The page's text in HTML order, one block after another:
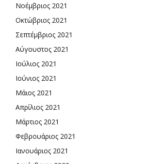
Νοέμβριος 2021
Οκτώβριος 2021
Σεπτέμβριος 2021
Αύγουστος 2021
Ιούλιος 2021
Ιούνιος 2021
Μάιος 2021
Απρίλιος 2021
Μάρτιος 2021
Φεβρουάριος 2021
Ιανουάριος 2021